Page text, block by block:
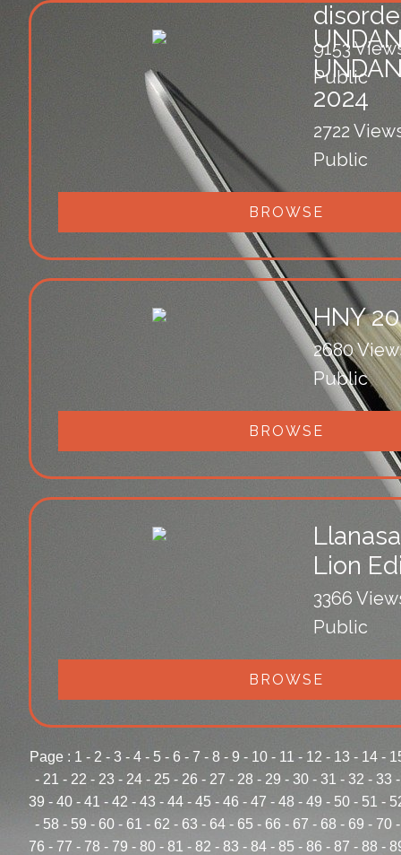
9153
Public
2024
2722
Public
BROWSE
HNY
2680
Public
BROWSE
Lion
3366
Public
BROWSE
Page : 1 - 2 - 3- 4- 5- 6 - 7 - 8- 9 - 10- 11 - 12 - 13- 14-
- 21 - 22 - 23- 24- 25- 26- 27 - 28 - 29 - 30- 31 - 32 - 33
39 - 40 - 41 - 42 - 43 - 44 - 45 - 46 - 47 - 48 - 49 - 50 - 51 -
- 58- 59 - 60- 61 - 62 - 63 - 64- 65 - 66 - 67 - 68 - 69 - 70
76 - 77 - 78 - 79 - 80 - 81 - 82 - 83 - 84 - 85 - 86 - 87 - 88 -